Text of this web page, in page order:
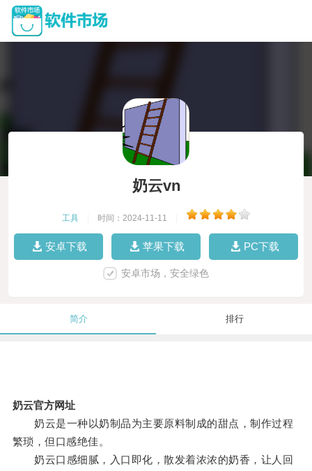
奶云vn
工具 时间：2024-11-11
安卓下载 苹果下载 PC下载
安卓市场，安全绿色
简介 排行
奶云官方网址
奶云是一种以奶制品为主要原料制成的甜点，制作过程
繁琐，但口感绝佳。
奶云口感细腻，入口即化，散发着浓浓的奶香，让人回